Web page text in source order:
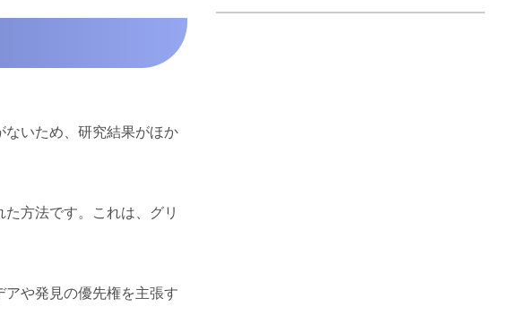
いため、研究結果がほか
方法です。これは、グリ
や発見の優先権を主張す